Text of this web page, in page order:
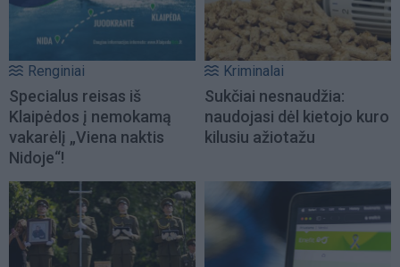
Renginiai
Specialus reisas iš
Klaipėdos į nemokamą
vakarėlį „Viena naktis
Nidoje“!
Kriminalai
Sukčiai nesnaudžia:
naudojasi dėl kietojo kuro
kilusiu ažiotažu